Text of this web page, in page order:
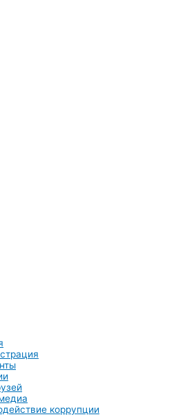
коррупции